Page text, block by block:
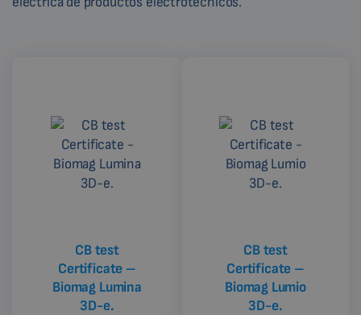
CB test
Certificate –
Biomag Lumina
3D-e.
CB test
Certificate –
Biomag Lumio
3D-e.